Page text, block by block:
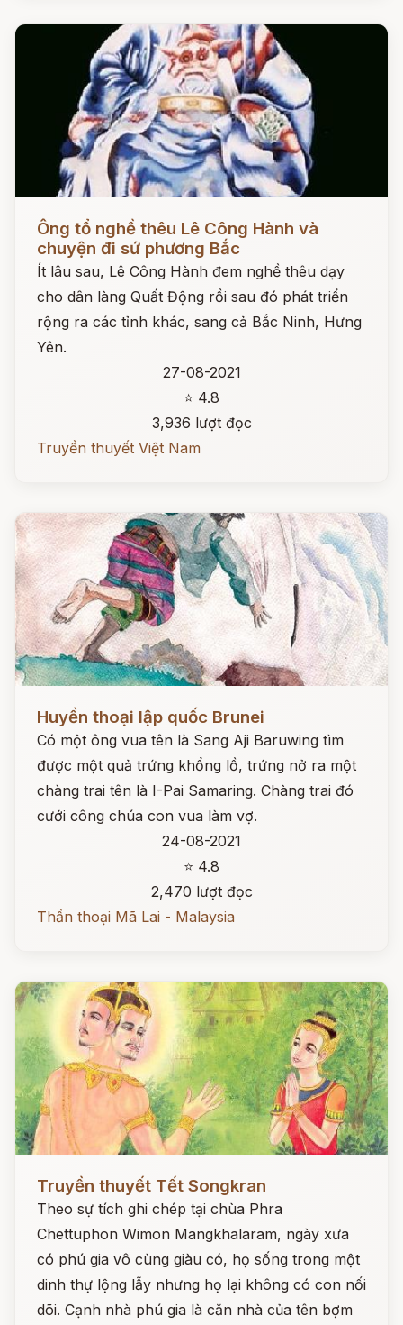
Đọc ngay
Ông tổ nghề thêu Lê Công Hành và
chuyện đi sứ phương Bắc
Ít lâu sau, Lê Công Hành đem nghề thêu dạy
cho dân làng Quất Động rồi sau đó phát triển
rộng ra các tỉnh khác, sang cả Bắc Ninh, Hưng
Yên.
27-08-2021
⭐ 4.8
3,936 lượt đọc
Truyền thuyết Việt Nam
Đọc ngay
Huyền thoại lập quốc Brunei
Có một ông vua tên là Sang Aji Baruwing tìm
được một quả trứng khổng lồ, trứng nở ra một
chàng trai tên là I-Pai Samaring. Chàng trai đó
cưới công chúa con vua làm vợ.
24-08-2021
⭐ 4.8
2,470 lượt đọc
Thần thoại Mã Lai - Malaysia
Đọc ngay
Truyền thuyết Tết Songkran
Theo sự tích ghi chép tại chùa Phra
Chettuphon Wimon Mangkhalaram, ngày xưa
có phú gia vô cùng giàu có, họ sống trong một
dinh thự lộng lẫy nhưng họ lại không có con nối
dõi. Cạnh nhà phú gia là căn nhà của tên bợm